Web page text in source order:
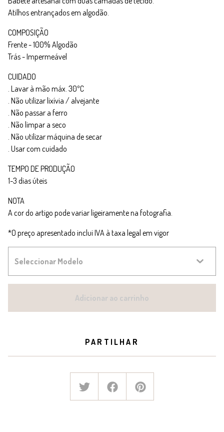
Atilhos entrançados em algodão.
COMPOSIÇÃO
Frente - 100% Algodão
Trás - Impermeável
CUIDADO
. Lavar à mão máx. 30ºC
. Não utilizar lixívia / alvejante
. Não passar a ferro
. Não limpar a seco
. Não utilizar máquina de secar
. Usar com cuidado
TEMPO DE PRODUÇÃO
1-3 dias úteis
NOTA
A cor do artigo pode variar ligeiramente na fotografia.
*O preço apresentado inclui IVA à taxa legal em vigor
Adicionar ao carrinho
PARTILHAR